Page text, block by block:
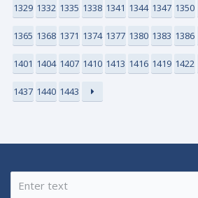
1329 1332 1335 1338 1341 1344 1347 1350
1365 1368 1371 1374 1377 1380 1383 1386
1401 1404 1407 1410 1413 1416 1419 1422
1437 1440 1443